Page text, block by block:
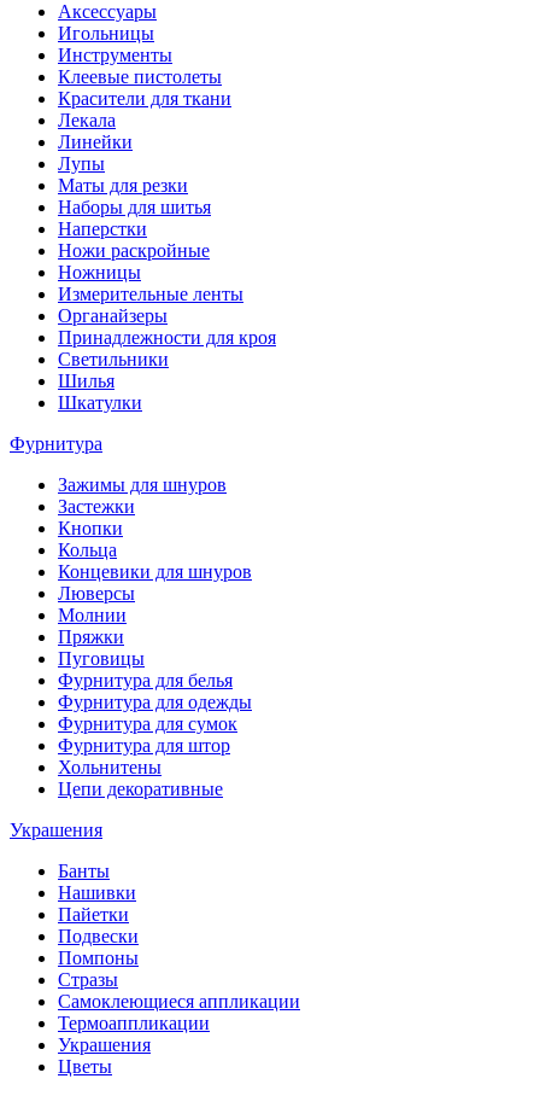
Аксессуары
Игольницы
Инструменты
Клеевые пистолеты
Красители для ткани
Лекала
Линейки
Лупы
Маты для резки
Наборы для шитья
Наперстки
Ножи раскройные
Ножницы
Измерительные ленты
Органайзеры
Принадлежности для кроя
Светильники
Шилья
Шкатулки
Фурнитура
Зажимы для шнуров
Застежки
Кнопки
Кольца
Концевики для шнуров
Люверсы
Молнии
Пряжки
Пуговицы
Фурнитура для белья
Фурнитура для одежды
Фурнитура для сумок
Фурнитура для штор
Хольнитены
Цепи декоративные
Украшения
Банты
Нашивки
Пайетки
Подвески
Помпоны
Стразы
Самоклеющиеся аппликации
Термоаппликации
Украшения
Цветы